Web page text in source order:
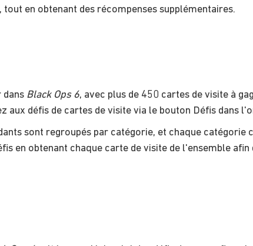
en obtenant des récompenses supplémentaires.
dans Black Ops 6, avec plus de 450 cartes de visite à
aux défis de cartes de visite via le bouton Défis dans
sont regroupés par catégorie, et chaque catégorie
en obtenant chaque carte de visite de l'ensemble